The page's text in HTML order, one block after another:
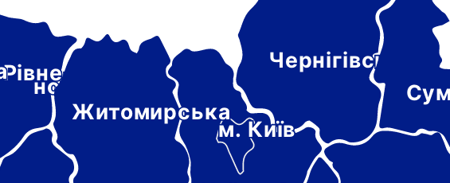
Чернігівська
м. Київ
Рівне-
нська
Житомирська